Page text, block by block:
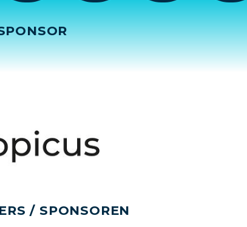
/ SPONSOREN